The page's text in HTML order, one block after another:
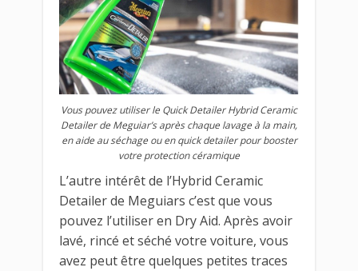
Vous pouvez utiliser le Quick Detailer Hybrid Ceramic
Detailer de Meguiar’s après chaque lavage à la main,
en aide au séchage ou en quick detailer pour booster
votre protection céramique
L’autre intérêt de l’Hybrid Ceramic
Detailer de Meguiars c’est que vous
pouvez l’utiliser en Dry Aid. Après avoir
lavé, rincé et séché votre voiture, vous
avez peut être quelques petites traces